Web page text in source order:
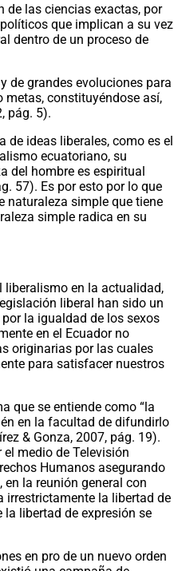
de las ciencias exactas, por
que implican a su vez
dentro de un proceso de
de grandes evoluciones para
metas, constituyéndose así,
pág. 5).
de ideas liberales, como es el
ecuatoriano, su
del hombre es espiritual
57). Es por esto por lo que
naturaleza simple que tiene
simple radica en su
liberalismo en la actualidad,
liberal han sido un
la igualdad de los sexos
en el Ecuador no
originarias por las cuales
para satisfacer nuestros
que se entiende como “la
en la facultad de difundirlo
& Gonza, 2007, pág. 19).
medio de Televisión
Humanos asegurando
en la reunión general con
irrestrictamente la libertad de
la libertad de expresión se
en pro de un nuevo orden